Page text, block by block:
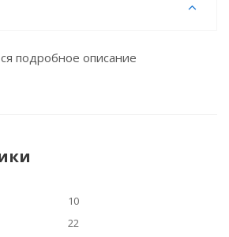
подробное описание
10
22